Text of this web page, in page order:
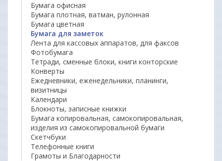
Бумага офисная
Бумага плотная, ватман, рулонная
Бумага цветная
Бумага для заметок
Лента для кассовых аппаратов, для факсов
Фотобумага
Тетради, сменные блоки, книги конторские
Конверты
Ежедневники, еженедельники, планинги,
визитницы
Календари
Блокноты, записные книжки
Бумага копировальная, самокопировальная,
изделия из самокопировальной бумаги
Скетчбуки
Телефонные книги
Грамоты и Благодарности